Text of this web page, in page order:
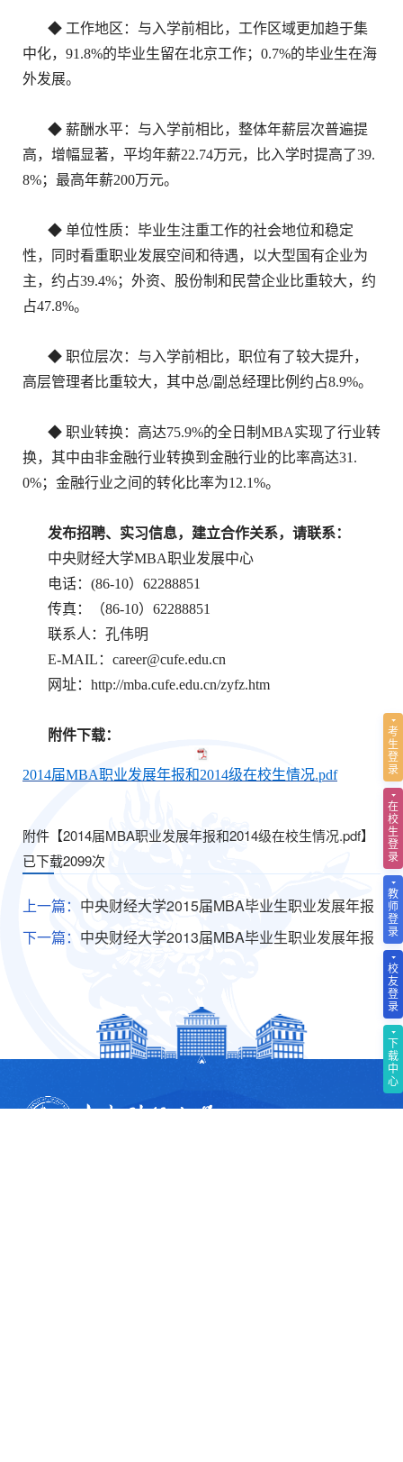
◆ 工作地区：与入学前相比，工作区域更加趋于集
中化，91.8%的毕业生留在北京工作；0.7%的毕业生在海
外发展。
◆ 薪酬水平：与入学前相比，整体年薪层次普遍提
高，增幅显著，平均年薪22.74万元，比入学时提高了39.
8%；最高年薪200万元。
◆ 单位性质：毕业生注重工作的社会地位和稳定
性，同时看重职业发展空间和待遇，以大型国有企业为
主，约占39.4%；外资、股份制和民营企业比重较大，约
占47.8%。
◆ 职位层次：与入学前相比，职位有了较大提升，
高层管理者比重较大，其中总/副总经理比例约占8.9%。
◆ 职业转换：高达75.9%的全日制MBA实现了行业转
换，其中由非金融行业转换到金融行业的比率高达31.
0%；金融行业之间的转化比率为12.1%。
发布招聘、实习信息，建立合作关系，请联系：
中央财经大学MBA职业发展中心
电话：(86-10）62288851
传真：（86-10）62288851
联系人：孔伟明
E-MAIL： career@cufe.edu.cn
网址： http://mba.cufe.edu.cn/zyfz.htm
附件下载：
2014届MBA职业发展年报和2014级在校生情况.pdf
附件【2014届MBA职业发展年报和2014级在校生情况.pdf】
已下载2099次
上一篇： 中央财经大学2015届MBA毕业生职业发展年报
下一篇： 中央财经大学2013届MBA毕业生职业发展年报
考
生
登
录
在
校
生
登
录
教
师
登
录
校
友
登
录
下
载
中
心